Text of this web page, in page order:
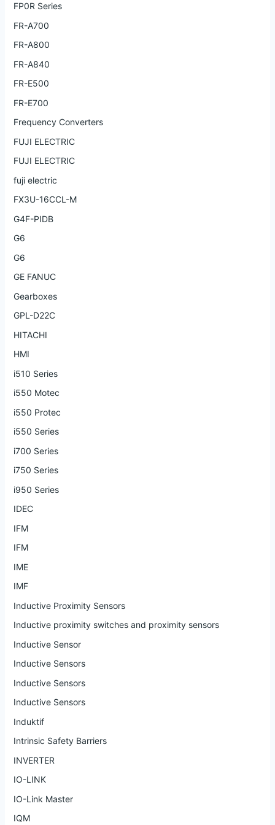
FP0R Series
FR-A700
FR-A800
FR-A840
FR-E500
FR-E700
Frequency Converters
FUJI ELECTRIC
FUJI ELECTRIC
fuji electric
FX3U-16CCL-M
G4F-PIDB
G6
G6
GE FANUC
Gearboxes
GPL-D22C
HITACHI
HMI
i510 Series
i550 Motec
i550 Protec
i550 Series
i700 Series
i750 Series
i950 Series
IDEC
IFM
IFM
IME
IMF
Inductive Proximity Sensors
Inductive proximity switches and proximity sensors
Inductive Sensor
Inductive Sensors
Inductive Sensors
Inductive Sensors
Induktif
Intrinsic Safety Barriers
INVERTER
IO-LINK
IO-Link Master
IQM